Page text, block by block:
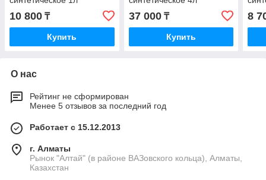
10 800 ₸
Купить
37 000₸
Купить
8
О нас
Рейтинг не сформирован
Менее 5 отзывов за последний год
Работает с 15.12.2013
г. Алматы
Рынок "Алтай" (в районе ВАЗовского кольца), Алматы,
Казахстан